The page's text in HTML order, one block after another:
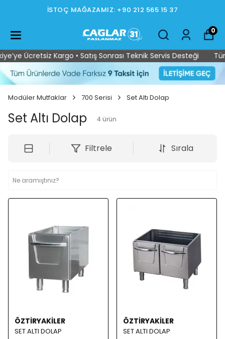
İSTOÇ MAĞAZAMIZ: +90 212 565 15 37
0
Ücretsiz Kargo • Satış Sonrası Teknik Servis Desteği
Modüler Mutfaklar 700 Serisi Set Altı Dolap
Set Altı Dolap 4 ürün
Filtrele Sırala
ÖZTİRYAKİLER
SET ALTI DOLAP
ÖZTİRYAKİLER
SET ALTI DOLAP